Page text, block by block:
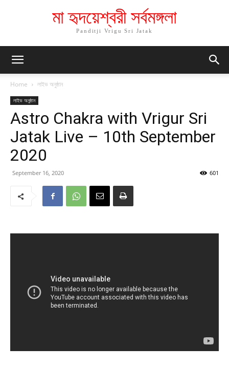
মা হৃদয়েশ্বরী সর্বমঙ্গলা
Panditji Vrigu Sri Jatak
Home লাইভ অনুষ্ঠান
লাইভ অনুষ্ঠান
Astro Chakra with Vrigur Sri
Jatak Live – 10th September
2020
September 16, 2020 601